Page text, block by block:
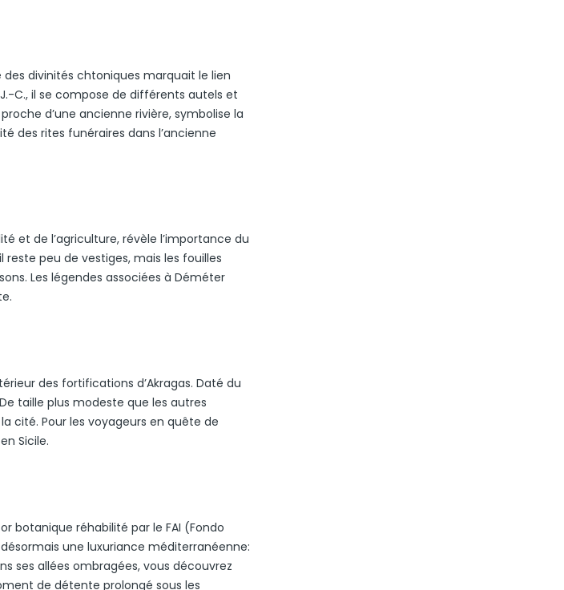
divinités chtoniques marquait le lien
C., il se compose de différents autels et
d’une ancienne rivière, symbolise la
des rites funéraires dans l’ancienne
et de l’agriculture, révèle l’importance du
peu de vestiges, mais les fouilles
Les légendes associées à Déméter
des fortifications d’Akragas. Daté du
taille plus modeste que les autres
cité. Pour les voyageurs en quête de
Sicile.
botanique réhabilité par le FAI (Fondo
une luxuriance méditerranéenne:
ses allées ombragées, vous découvrez
de détente prolongé sous les